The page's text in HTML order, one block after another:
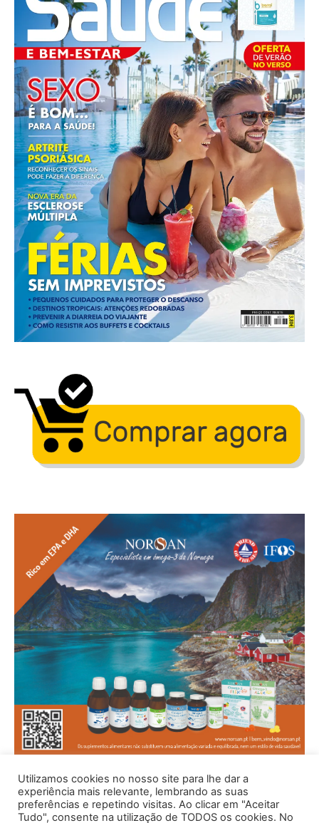
Utilizamos cookies no nosso site para lhe dar a
experiência mais relevante, lembrando as suas
preferências e repetindo visitas. Ao clicar em "Aceitar
Tudo", consente na utilização de TODOS os cookies. No